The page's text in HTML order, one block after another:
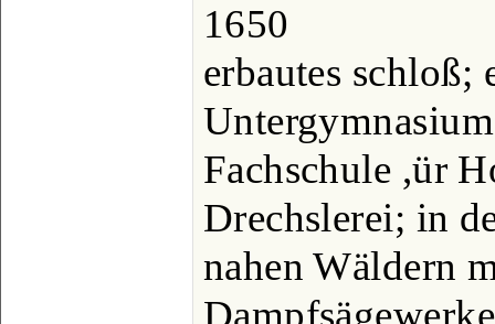
1650
erbautes schloß;
Fachschule ,ür
Drechslerei; in
nahen Wäldern